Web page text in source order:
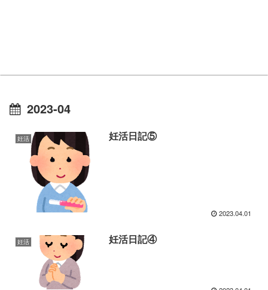
2023-04
妊活 妊活日記⑤
2023.04.01
妊活 妊活日記④